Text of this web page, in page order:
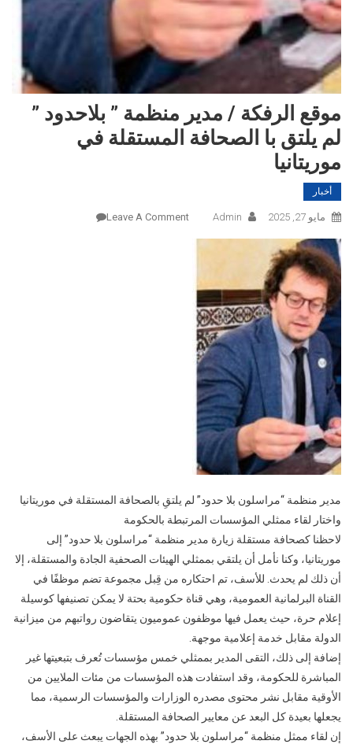
موقع الرفكة / مدير منظمة ” بلاحدود ”
لم يلتق با الصحافة المستقلة في
موريتانيا
أخبار
مايو 27, 2025 Admin
Leave A Comment
مدير منظمة “مراسلون بلا حدود” لم يلتقِ بالصحافة المستقلة في موريتانيا
واختار لقاء ممثلي المؤسسات المرتبطة بالحكومة
لاحظنا كصحافة مستقلة زيارة مدير منظمة “مراسلون بلا حدود” إلى
موريتانيا، وكنا نأمل أن يلتقي بممثلي الهيئات الصحفية الجادة والمستقلة، إلا
أن ذلك لم يحدث. للأسف، تم احتكاره من قِبل مجموعة تضم موظفًا في
القناة البرلمانية العمومية، وهي قناة حكومية بحتة لا يمكن تصنيفها كوسيلة
إعلام حرة، حيث يعمل فيها موظفون عموميون يتقاضون رواتبهم من ميزانية
الدولة مقابل خدمة إعلامية موجهة.
إضافة إلى ذلك، التقى المدير بممثلي خمس مؤسسات تُعرف بتبعيتها غير
المباشرة للحكومة، وقد استفادت هذه المؤسسات من مئات الملايين من
الأوقية مقابل نشر محتوى مصدره الوزارات والمؤسسات الرسمية، مما
يجعلها بعيدة كل البعد عن معايير الصحافة المستقلة.
إن لقاء ممثل منظمة “مراسلون بلا حدود” بهذه الجهات يبعث على الأسف،